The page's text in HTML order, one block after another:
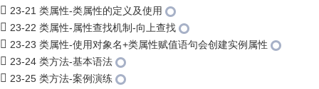
23-21 类属性-类属性的定义及使用
23-22 类属性-属性查找机制-向上查找
23-23 类属性-使用对象名+类属性赋值语句会创建实例属性
23-24 类方法-基本语法
23-25 类方法-案例演练